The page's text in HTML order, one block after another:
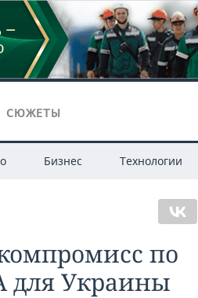
СЮЖЕТЫ
Бизнес Технологии
по
Украины